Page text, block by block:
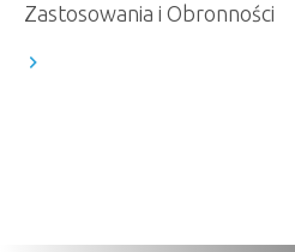
Zastosowania i Obronności